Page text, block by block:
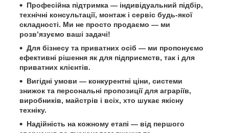
Професійна підтримка — індивідуальний підбір,
технічні консультації, монтаж і сервіс будь-якої
складності. Ми не просто продаємо — ми
розв’язуємо ваші задачі!
Для бізнесу та приватних осіб — ми пропонуємо
ефективні рішення як для підприємств, так і для
приватних клієнтів.
Вигідні умови — конкурентні ціни, системи
знижок та персональні пропозиції для аграріїв,
виробників, майстрів і всіх, хто шукає якісну
техніку.
Надійність на кожному етапі — від першого